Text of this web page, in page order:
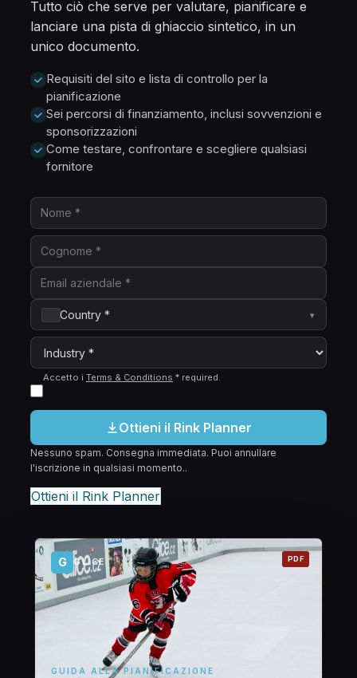
Tutto ciò che serve per valutare, pianificare e
lanciare una pista di ghiaccio sintetico, in un
unico documento.
Requisiti del sito e lista di controllo per la
pianificazione
Sei percorsi di finanziamento, inclusi sovvenzioni e
sponsorizzazioni
Come testare, confrontare e scegliere qualsiasi
fornitore
Country * ▾
Accetto i Terms & Conditions * required.
Ottieni il Rink Planner
Nessuno spam. Consegna immediata. Puoi annullare
l'iscrizione in qualsiasi momento..
Ottieni il Rink Planner
G GLICE
GUIDA ALLA PIANIFICAZIONE
PDF